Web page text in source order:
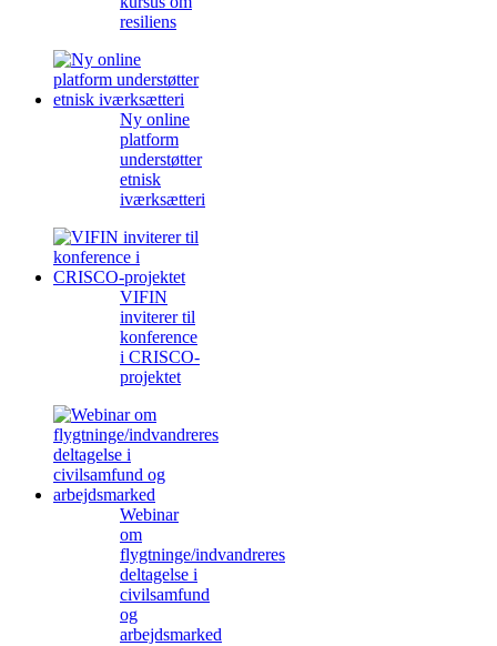
resiliens
Ny online
platform
understøtter
etnisk
iværksætteri
VIFIN
inviterer til
konference
i CRISCO-
projektet
Webinar
om
flygtninge/indvandreres
deltagelse i
civilsamfund
og
arbejdsmarked